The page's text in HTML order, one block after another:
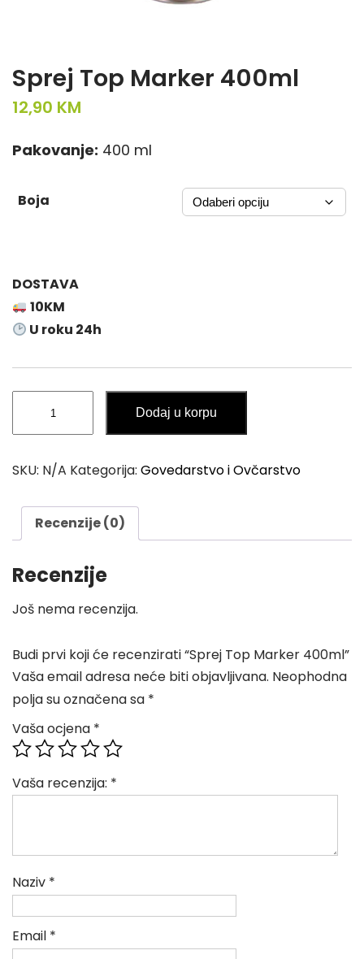
Sprej Top Marker 400ml
12,90 KM
Pakovanje: 400 ml
Boja
DOSTAVA
10KM
U roku 24h
Marker
količina
Dodaj u korpu
SKU: N/A Kategorija: Govedarstvo i Ovčarstvo
Recenzije (0)
Recenzije
Još nema recenzija.
Budi prvi koji će recenzirati “Sprej Top Marker 400ml”
Vaša email adresa neće biti objavljivana. Neophodna
polja su označena sa *
Vaša ocjena *
Vaša recenzija: *
Naziv *
Email *